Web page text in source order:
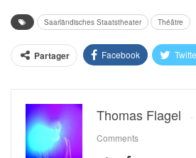
Saarländisches Staatstheater Théâtre
Partager Facebook
Thomas Flagel
Comments